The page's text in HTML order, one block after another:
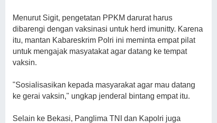
Menurut Sigit, pengetatan PPKM darurat harus
dibarengi dengan vaksinasi untuk herd imunitty. Karena
itu, mantan Kabareskrim Polri ini meminta empat pilat
untuk mengajak masyatakat agar datang ke tempat
vaksin.
"Sosialisasikan kepada masyarakat agar mau datang
ke gerai vaksin," ungkap jenderal bintang empat itu.
Selain ke Bekasi, Panglima TNI dan Kapolri juga